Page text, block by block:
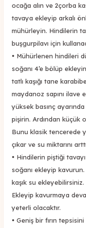
ocağa alın ve 2çorba
tavaya ekleyip arkalı
mühürleyin. Hindilerin
buşgurpilavı için
• Mühürlenen hindileri
soğanı 4’e bölüp
tatlı kaşığı tane
maydanoz sapını ilave
yüksek basınç
pişirin. Ardından küçük
Bunu klasik tencerede
çıkar ve su miktarını
• Hindilerin piştiği
soğanı ekleyip kavurun.
kaşık su ekleyebilirsiniz.
Ekleyip kavurmaya
yeterli olacaktır.
• Geniş bir fırın tepsisini